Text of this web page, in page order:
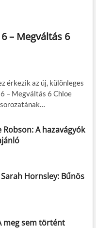
– Megváltás 6
érkezik az új, különleges
– Megváltás 6 Chloe
Robson: A hazavágyók
Hornsley: Bűnös
meg sem történt